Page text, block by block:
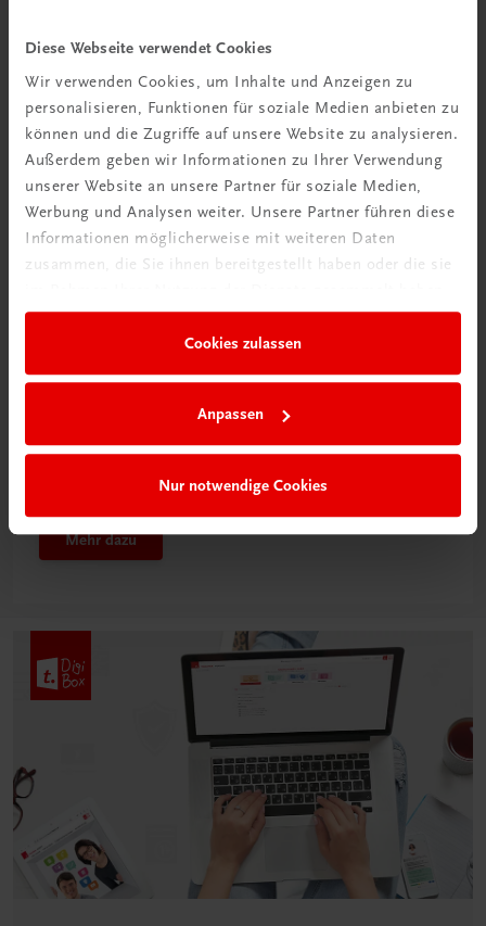
Diese Webseite verwendet Cookies
Wir verwenden Cookies, um Inhalte und Anzeigen zu
personalisieren, Funktionen für soziale Medien anbieten zu
können und die Zugriffe auf unsere Website zu analysieren.
Außerdem geben wir Informationen zu Ihrer Verwendung
unserer Website an unsere Partner für soziale Medien,
Werbung und Analysen weiter. Unsere Partner führen diese
Informationen möglicherweise mit weiteren Daten
zusammen, die Sie ihnen bereitgestellt haben oder die sie
Cookies zulassen
Anpassen
Nur notwendige Cookies
Videos mit
Tipps & Tricks
Mehr dazu
Das „Digitale
Klassenzimmer“
Mehr dazu